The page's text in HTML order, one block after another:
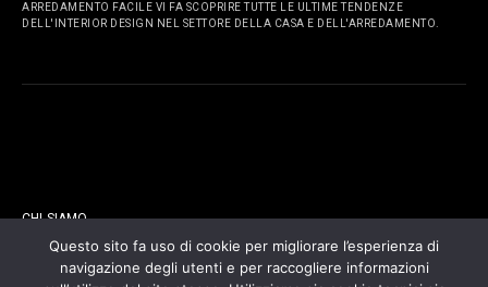
ARREDAMENTO FACILE VI FA SCOPRIRE TUTTE LE ULTIME TENDENZE
DELL'INTERIOR DESIGN NEL SETTORE DELLA CASA E DELL'ARREDAMENTO.
CHI SIAMO
CONTATTI
Questo sito fa uso di cookie per migliorare l’esperienza di
navigazione degli utenti e per raccogliere informazioni